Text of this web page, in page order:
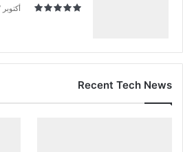
أكتوبر 27, 2021
Recent Tech News